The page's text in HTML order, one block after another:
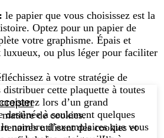
le papier que vous choisissez est la
Optez pour un papier de
votre graphisme. Épais et
luxueux, ou plus léger pour faciliter
à votre stratégie de
cette plaquette à toutes
lors d’un grand
destinée à seulement quelques
nombre d’exemplaires que vous
de cookies.
utilisent des cookies et